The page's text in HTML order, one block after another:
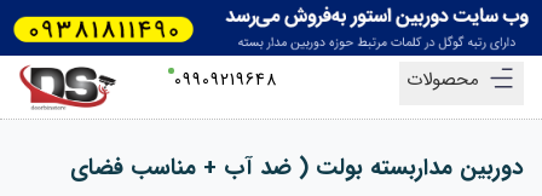
محصولات 09909219648
دوربین مداربسته بولت ( ضد آب + مناسب فضای